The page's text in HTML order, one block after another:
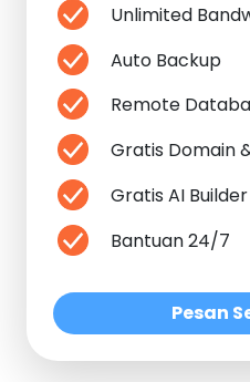
Unlimited
Auto Backup
Remote
Gratis Domain
Gratis AI Builder
Bantuan 24/7
Pesan